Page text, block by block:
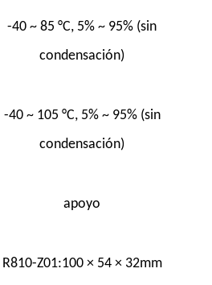
-40 ~ 85 °C, 5% ~ 95% (sin
condensación)
-40 ~ 105 °C, 5% ~ 95% (sin
condensación)
apoyo
R810-Z01:100 × 54 × 32mm